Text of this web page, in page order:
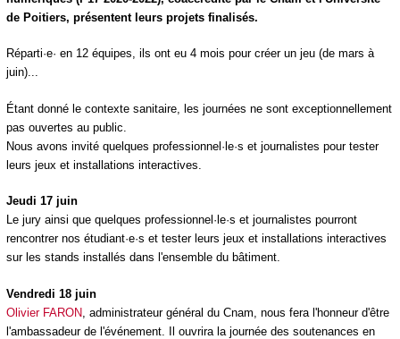
de Poitiers, présentent leurs projets finalisés.
Réparti·e· en 12 équipes, ils ont eu 4 mois pour créer un jeu (de mars à
juin)...
Étant donné le contexte sanitaire, les journées ne sont exceptionnellement
pas ouvertes au public.
Nous avons invité quelques professionnel·le·s et journalistes pour tester
leurs jeux et installations interactives.
Jeudi 17 juin
Le jury ainsi que quelques professionnel·le·s et journalistes pourront
rencontrer nos étudiant·e·s et tester leurs jeux et installations interactives
sur les stands installés dans l'ensemble du bâtiment.
Vendredi 18 juin
Olivier FARON , administrateur général du Cnam, nous fera l'honneur d'être
l'ambassadeur de l'événement. Il ouvrira la journée des soutenances en